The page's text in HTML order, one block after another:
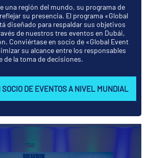
una región del mundo, su programa de
su presencia. El programa «Global
diseñado para respaldar sus objetivos
de nuestros tres eventos en Dubái,
Conviértase en socio de «Global Event
su alcance entre los responsables
de la toma de decisiones.
DE EVENTOS A NIVEL MUNDIAL